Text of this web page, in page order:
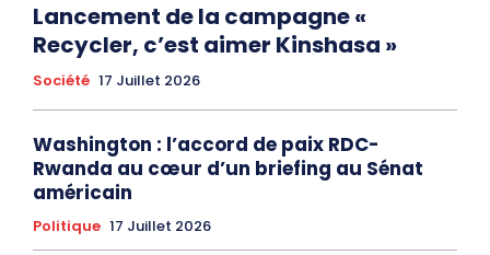
Lancement de la campagne «
Recycler, c’est aimer Kinshasa »
Société 17 Juillet 2026
Washington : l’accord de paix RDC-
Rwanda au cœur d’un briefing au Sénat
américain
Politique 17 Juillet 2026